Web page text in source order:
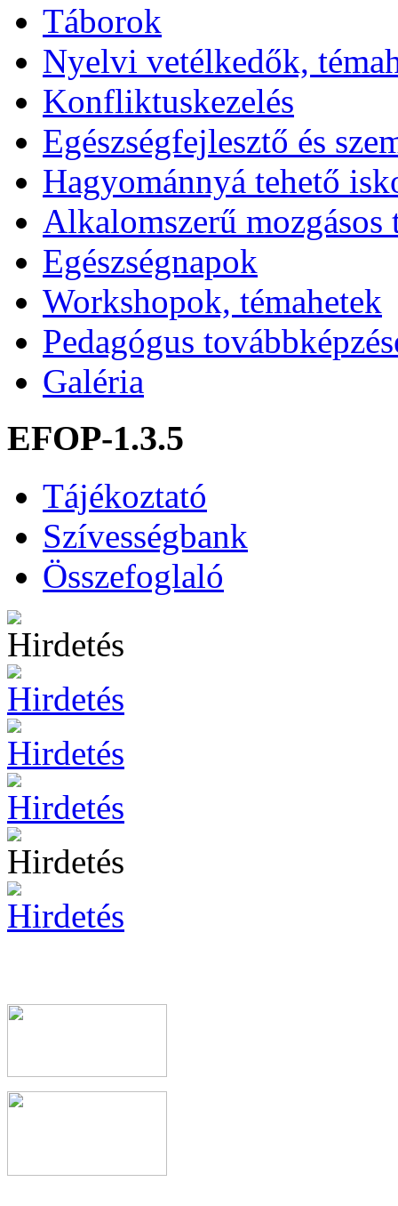
Táborok
Nyelvi vetélkedők,
Konfliktuskezelés
Egészségfejlesztő és
Hagyománnyá tehető
Alkalomszerű mozgásos
Egészségnapok
Workshopok, témahetek
Pedagógus
Galéria
EFOP-1.3.5
Tájékoztató
Szívességbank
Összefoglaló